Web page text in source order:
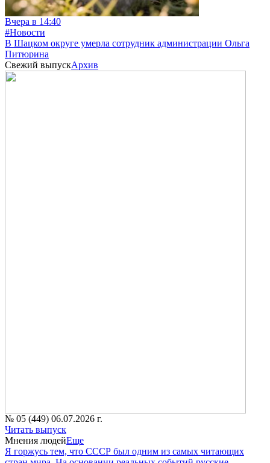
Вчера в 14:40
#Новости
В Шацком округе умерла сотрудник администрации Ольга
Питюрина
Свежий выпускАрхив
№ 05 (449) 06.07.2026 г.
Читать выпуск
Мнения людейЕще
Я горжусь тем, что СССР был одним из самых читающих